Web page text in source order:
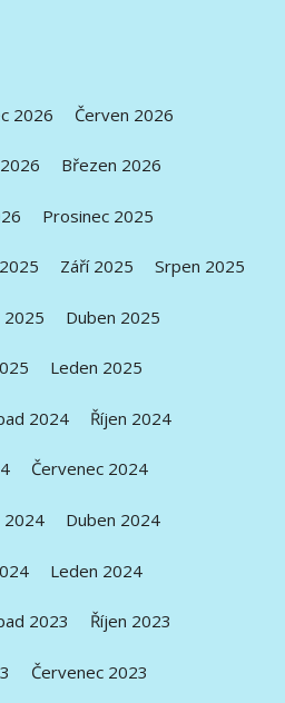
2026 Červen 2026
Březen 2026
Prosinec 2025
Září 2025 Srpen 2025
2025 Duben 2025
Leden 2025
2024 Říjen 2024
Červenec 2024
2024 Duben 2024
Leden 2024
2023 Říjen 2023
Červenec 2023